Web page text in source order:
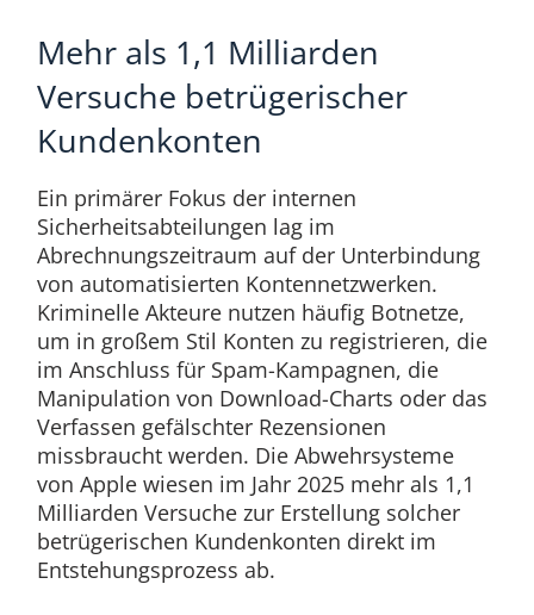
Mehr als 1,1 Milliarden
Versuche betrügerischer
Kundenkonten
Ein primärer Fokus der internen
Sicherheitsabteilungen lag im
Abrechnungszeitraum auf der Unterbindung
von automatisierten Kontennetzwerken.
Kriminelle Akteure nutzen häufig Botnetze,
um in großem Stil Konten zu registrieren, die
im Anschluss für Spam-Kampagnen, die
Manipulation von Download-Charts oder das
Verfassen gefälschter Rezensionen
missbraucht werden. Die Abwehrsysteme
von Apple wiesen im Jahr 2025 mehr als 1,1
Milliarden Versuche zur Erstellung solcher
betrügerischen Kundenkonten direkt im
Entstehungsprozess ab.